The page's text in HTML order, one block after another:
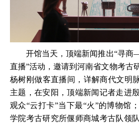
开馆当天，顶端新闻推出“寻商
直播”活动，邀请到河南省文物考古
杨树刚做客直播间，详解商代文明
主题，在安阳，顶端新闻记者走进
观众“云打卡”当下最“火”的博物馆
学院考古研究所偃师商城考古队领